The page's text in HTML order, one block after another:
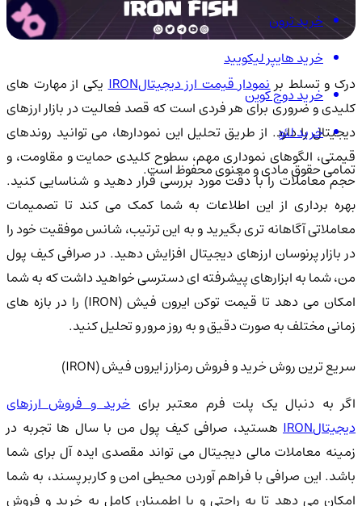
درک و تسلط برنمودار قیمت ارز دیجیتالIRON
یکی از مهارت های
کلیدی و ضروری برای هر فردی است که قصد فعالیت در بازار ارزهای
دیجیتال را دارد. از طریق تحلیل این نمودارها، می توانید روندهای
قیمتی، الگوهای نموداری مهم، سطوح کلیدی حمایت و مقاومت، و
حجم معاملات را با دقت مورد بررسی قرار دهید و شناسایی کنید.
بهره برداری از این اطلاعات به شما کمک می کند تا تصمیمات
معاملاتی آگاهانه تری بگیرید و به این ترتیب، شانس موفقیت خود را
در بازار پرنوسان ارزهای دیجیتال افزایش دهید. در صرافی کیف پول
من، شما به ابزارهای پیشرفته ای دسترسی خواهید داشت که به شما
امکان می دهد تا قیمت توکن ایرون فیش (IRON) را در بازه های
زمانی مختلف به صورت دقیق و به روز مرور و تحلیل کنید.
سریع ترین روش خرید و فروش رمزارز ایرون فیش (IRON)
اگر به دنبال یک پلت فرم معتبر برای خرید و فروش ارزهای
دیجیتالIRON
هستید، صرافی کیف پول من با سال ها تجربه در
زمینه معاملات مالی دیجیتال می تواند مقصدی ایده آل برای شما
باشد. این صرافی با فراهم آوردن محیطی امن و کاربرپسند، به شما
امکان می دهد تا به راحتی و با اطمینان کامل به خرید و فروش
خرید ترون
خرید هایپر لیکویید
خرید دوج کوین
خرید لئو
تمامی حقوق مادی و معنوی محفوظ است.